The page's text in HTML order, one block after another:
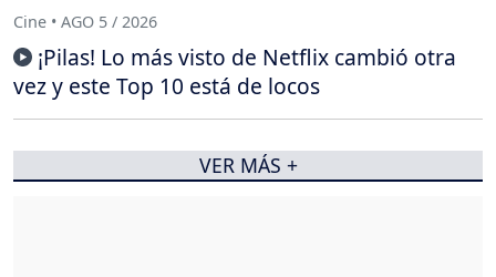
Cine • AGO 5 / 2026
¡Pilas! Lo más visto de Netflix cambió otra
vez y este Top 10 está de locos
VER MÁS +